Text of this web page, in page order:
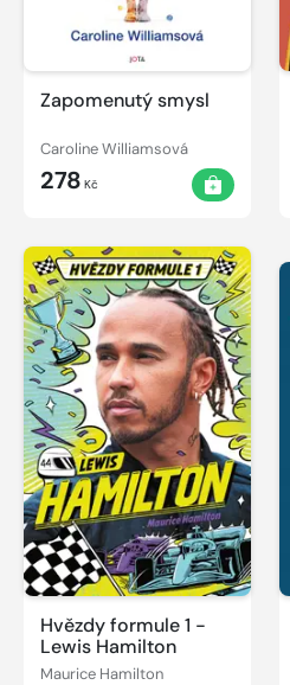
Zapomenutý smysl
Caroline Williamsová
278 Kč
Hvězdy formule 1 -
Lewis Hamilton
Maurice Hamilton